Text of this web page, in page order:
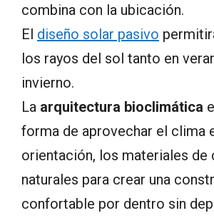
combina con la ubicación.
El diseño solar pasivo
los rayos del sol tanto en
invierno.
La arquitectura bioclimática
forma de aprovechar el clima
orientación, los materiales de
naturales para crear una
confortable por dentro sin